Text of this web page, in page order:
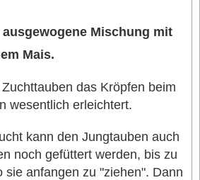
ausgewogene Mischung mit
Mais.
das Kröpfen beim
wesentlich erleichtert.
kann den Jungtauben auch
noch gefüttert werden, bis zu
sie anfangen zu "ziehen". Dann